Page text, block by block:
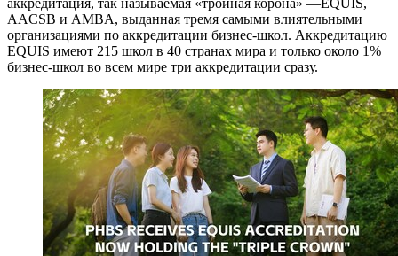
AACSB и AMBA, выданная тремя самыми влиятельными
организациями по аккредитации бизнес-школ. Аккредитацию
EQUIS имеют 215 школ в 40 странах мира и только около 1%
бизнес-школ во всем мире три аккредитации сразу.